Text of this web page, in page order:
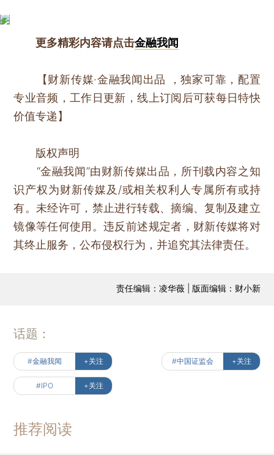
更多精彩内容请点击金融我闻
【财新传媒·金融我闻出品 ，独家可靠，配置
专业音频，工作日更新，线上订阅后可获每日特快
价值专递】
版权声明
“金融我闻”由财新传媒出品，所刊载内容之知
识产权为财新传媒及/或相关权利人专属所有或持
有。未经许可，禁止进行转载、摘编、复制及建立
镜像等任何使用。违反前述规定者，财新传媒将对
其终止服务，公布侵权行为，并追究其法律责任。
责任编辑：凌华薇 | 版面编辑：财小新
话题：
#金融我闻 +关注 #中国证监会 +关注
#IPO +关注
推荐阅读